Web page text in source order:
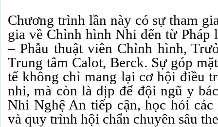
​Chương trình lần này có sự tham
gia về Chỉnh hình Nhi đến từ Pháp
– Phẫu thuật viên Chỉnh hình,
Trung tâm Calot, Berck. Sự góp
tế không chỉ mang lại cơ hội điều
nhi, mà còn là dịp để đội ngũ y
Nhi Nghệ An tiếp cận, học hỏi
và quy trình hội chẩn chuyên sâu